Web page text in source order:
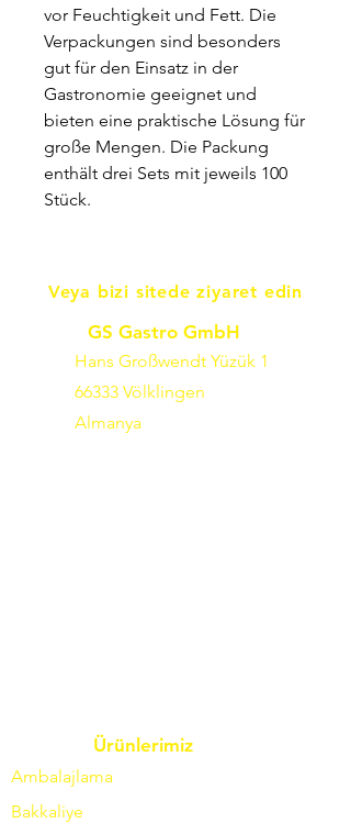
vor Feuchtigkeit und Fett. Die
Verpackungen sind besonders
gut für den Einsatz in der
Gastronomie geeignet und
bieten eine praktische Lösung für
große Mengen. Die Packung
enthält drei Sets mit jeweils 100
Stück.
Veya bizi sitede ziyaret edin
GS Gastro GmbH
Hans Großwendt Yüzük 1
66333 Völklingen
Almanya
Ürünlerimiz
Ambalajlama
Bakkaliye